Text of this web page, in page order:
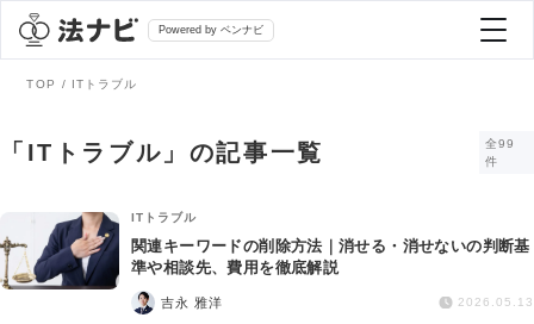
Powered by ベンナビ
全て
法律相談
弁護士を探す
おすすめ弁護士診断
TOP ITトラブル
「ITトラブル」の記事一覧
全99
件
ITトラブル
関連キーワードの削除方法｜消せる・消せないの判断基
準や相談先、費用を徹底解説
吉永 雅洋 2026.05.13